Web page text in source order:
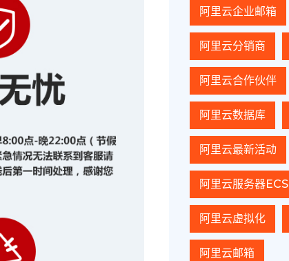
阿里云企业邮箱
阿里云分销商
阿里云合作伙伴
阿里云数据库
阿里云最新活动
阿里云服务器ECS
阿里云虚拟化
阿里云邮箱